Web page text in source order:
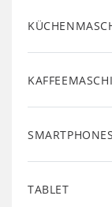
SMARTPHONES
TABLET